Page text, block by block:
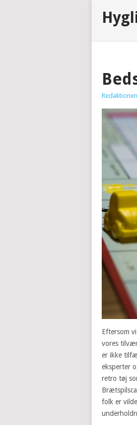
Redaktionen
Eftersom
vores
er ikke
eksperter
retro tøj
folk er